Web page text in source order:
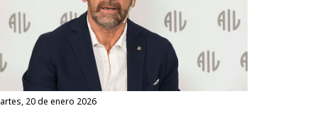
martes, 20 de enero 2026